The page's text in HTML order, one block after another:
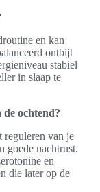
en kan
ontbijt
stabiel
in slaap te
ochtend?
van je
goede nachtrust.
en
die later op de